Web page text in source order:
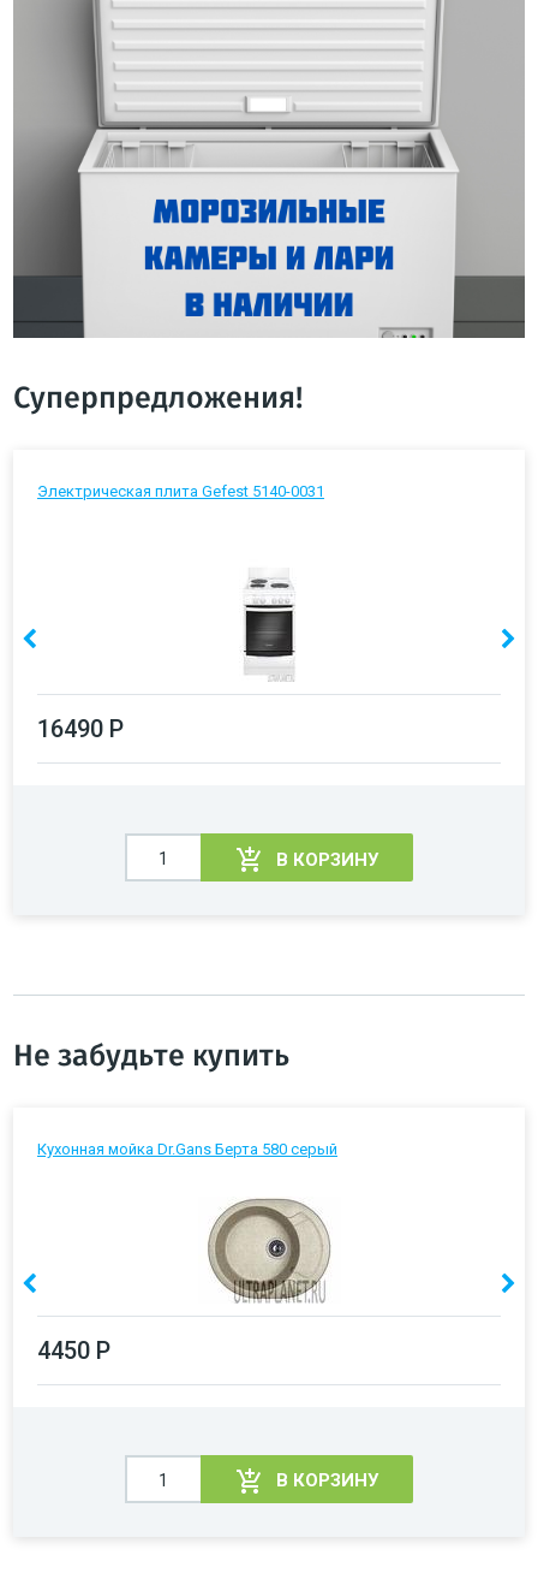
Суперпредложения!
Электрическая плита Gefest 5140-0031
16490 Р
В КОРЗИНУ
Не забудьте купить
Кухонная мойка Dr.Gans Берта 580 серый
4450 Р
В КОРЗИНУ